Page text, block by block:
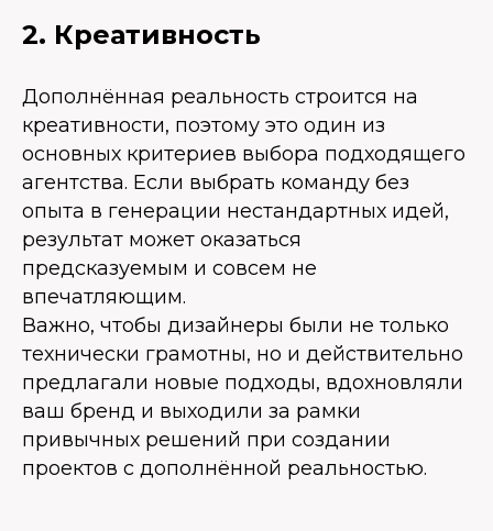
2. Креативность
Дополнённая реальность строится на
креативности, поэтому это один из
основных критериев выбора подходящего
агентства. Если выбрать команду без
опыта в генерации нестандартных идей,
результат может оказаться
предсказуемым и совсем не
впечатляющим.
Важно, чтобы дизайнеры были не только
технически грамотны, но и действительно
предлагали новые подходы, вдохновляли
ваш бренд и выходили за рамки
привычных решений при создании
проектов с дополнённой реальностью.